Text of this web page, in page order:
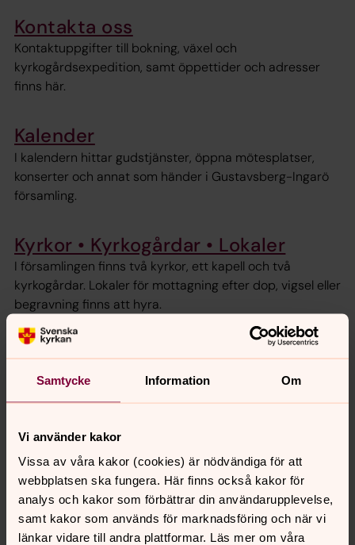
Samtycke Information Om
Vi använder kakor
Vissa av våra kakor (cookies) är nödvändiga för att
webbplatsen ska fungera. Här finns också kakor för
analys och kakor som förbättrar din användarupplevelse,
samt kakor som används för marknadsföring och när vi
länkar vidare till andra plattformar. Läs mer om våra
Kontakta oss
Kontaktuppgifter till bokning, växel och
kyrkogårdsexpedition, samt öppettider och adresser
finns här.
Kalender
I kalendern hittar gudstjänster, öppna mötesplatser,
konserter och annat som händer i Gustavsberg-Ingarö
församling.
Kyrkor • Kyrkogårdar • Lokaler
I församlingen finns två kyrkor, ett kapell och två
kyrkogårdar. Lokaler för mottagning efter dop, vigsel eller
begravning finns att hyra.
Gudstjänster
Under en vecka firas flera olika gudstjänster i
Boka tid för dop
Välkommen att boka dop hos oss – en stund då vi får
tacka för livet och glädjas tillsammans!
Musik